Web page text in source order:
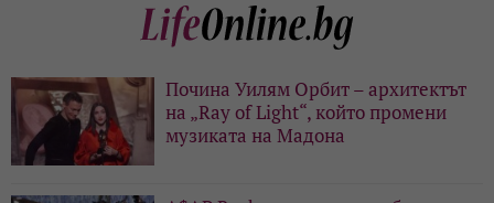
Почина Уилям Орбит – архитектът
на „Ray of Light“, който промени
музиката на Мадона